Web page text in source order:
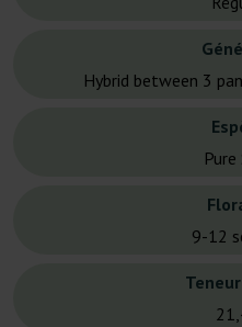
Hybrid between 3
9-12